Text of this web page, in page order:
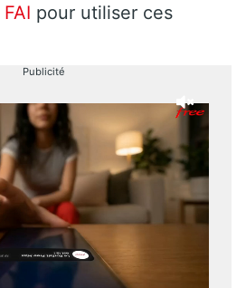
FAI pour utiliser ces
Publicité